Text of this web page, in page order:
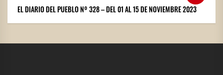
EL DIARIO DEL PUEBLO Nº 328 – DEL 01 AL 15 DE NOVIEMBRE 2023